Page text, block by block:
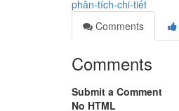
phân-tích-chi-tiết
Comments
Comments
Submit a Comment
No HTML